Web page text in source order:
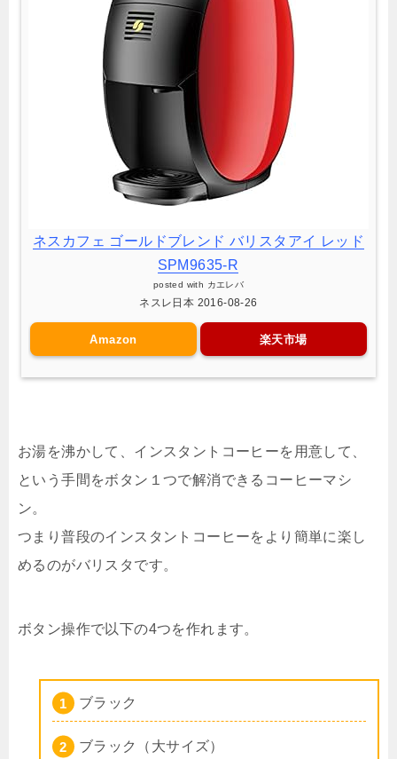
ネスカフェ ゴールドブレンド バリスタアイ レッド
SPM9635-R
posted with カエレバ
ネスレ日本 2016-08-26
Amazon 楽天市場
お湯を沸かして、インスタントコーヒーを用意して、
という手間をボタン１つで解消できるコーヒーマシ
ン。
つまり普段のインスタントコーヒーをより簡単に楽し
めるのがバリスタです。
ボタン操作で以下の4つを作れます。
ブラック
ブラック（大サイズ）